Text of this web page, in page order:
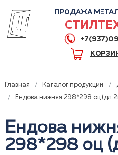
ПРОДАЖА
Главная Каталог продукции
Ендова нижняя 298*298 оц
Ендова
298*298 оц